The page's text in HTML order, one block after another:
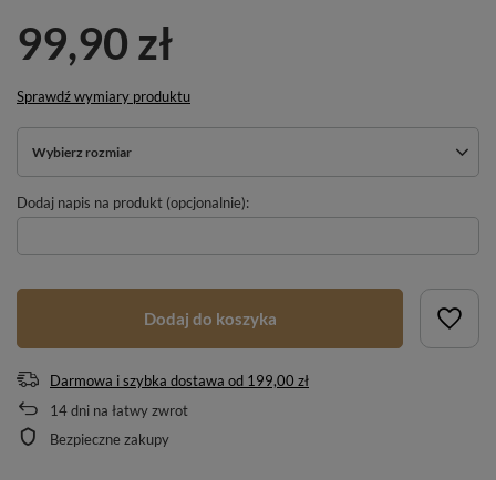
99,90 zł
Sprawdź wymiary produktu
Wybierz rozmiar
Dodaj napis na produkt (opcjonalnie):
Dodaj do koszyka
Darmowa i szybka dostawa od 199,00 zł
14dni na łatwy zwrot
Bezpieczne zakupy